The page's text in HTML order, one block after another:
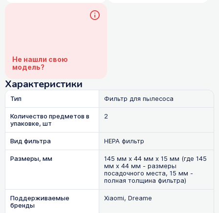
Не нашли свою
модель?
Характеристики
Тип
Фильтр для пылесоса
Количество предметов в
упаковке, шт
2
Вид фильтра
HEPA фильтр
Размеры, мм
145 мм х 44 мм х 15 мм (где 145
мм х 44 мм - размеры
посадочного места, 15 мм -
полная толщина фильтра)
Поддерживаемые
бренды
Xiaomi, Dreame